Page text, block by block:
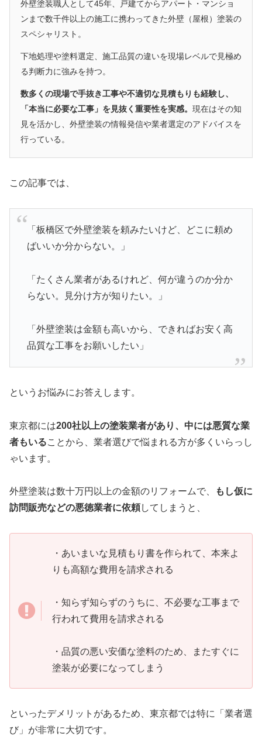
外壁塗装職人として45年、戸建てからアパート・マンショ
ンまで数千件以上の施工に携わってきた外壁（屋根）塗装の
スペシャリスト。
下地処理や塗料選定、施工品質の違いを現場レベルで見極め
る判断力に強みを持つ。
数多くの現場で手抜き工事や不適切な見積もりも経験し、
「本当に必要な工事」を見抜く重要性を実感。 現在はその知
見を活かし、外壁塗装の情報発信や業者選定のアドバイスを
行っている。
この記事では、
「板橋区で外壁塗装を頼みたいけど、どこに頼め
ばいいか分からない。」
「たくさん業者があるけれど、何が違うのか分か
らない。見分け方が知りたい。」
「外壁塗装は金額も高いから、できればお安く高
品質な工事をお願いしたい」
というお悩みにお答えします。
東京都には200社以上の塗装業者があり、中には悪質な業
者もいることから、業者選びで悩まれる方が多くいらっし
ゃいます。
外壁塗装は数十万円以上の金額のリフォームで、
もし仮に
訪問販売などの悪徳業者に依頼 してしまうと、
・あいまいな見積もり書を作られて、本来よ
りも高額な費用を請求される
・知らず知らずのうちに、不必要な工事まで
行われて費用を請求される
・品質の悪い安価な塗料のため、またすぐに
塗装が必要になってしまう
といったデメリットがあるため、東京都では特に「業者選
び」が非常に大切です。